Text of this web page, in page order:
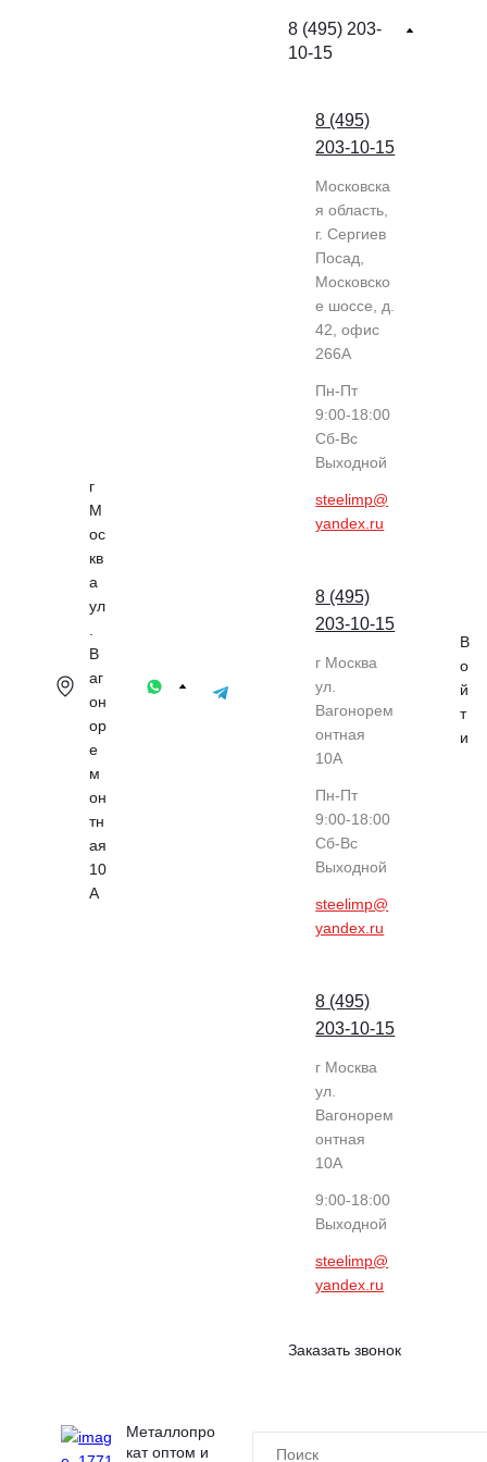
г
М
ос
кв
а
ул
В
аг
он
ор
е
м
он
тн
ая
10
А
8 (495) 203-
10-15
8 (495)
203-10-15
Московска
я область,
г. Сергиев
Посад,
Московско
е шоссе, д.
42, офис
266А
Пн-Пт
9:00-18:00
Cб-Вс
Выходной
steelimp@
yandex.ru
8 (495)
203-10-15
г Москва
ул.
Вагонорем
онтная
10А
Пн-Пт
9:00-18:00
Cб-Вс
Выходной
steelimp@
yandex.ru
8 (495)
203-10-15
г Москва
ул.
Вагонорем
онтная
10А
9:00-18:00
Выходной
steelimp@
yandex.ru
Заказать звонок
В
о
й
т
и
Металлопро
кат оптом и